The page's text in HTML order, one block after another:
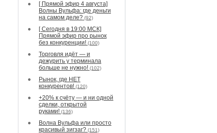
[ Прямой эфир 4 августа]
Волны Вульфа: где деньги
на самом деле? (92)
[ Сегодня в 19:00 МСК]
Прямой эфир про рынок
без конкуренции! (100)
Торговля идёт — и
дежурить у терминала
больше не нужно! (102)
Рынок, где НЕТ
конкурентов! (120)
+20% к счёту — и ни одной
сделки, открытой
руками! (136)
Волна Вульфа или просто
красивый зигзаг? (151)